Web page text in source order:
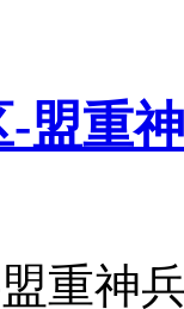
-盟重
盟重神